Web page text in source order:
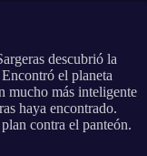
descubrió la
el planeta
mucho más inteligente
haya encontrado.
contra el panteón.